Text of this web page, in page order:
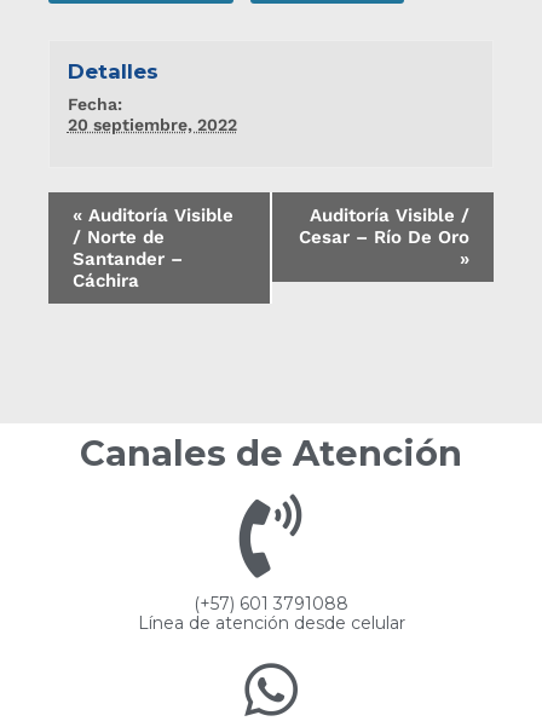
Detalles
Fecha:
20 septiembre, 2022
« Auditoría Visible
/ Norte de
Santander –
Cáchira
Auditoría Visible /
Cesar – Río De Oro
»
Canales de Atención
(+57) 601 3791088
Línea de atención desde celular